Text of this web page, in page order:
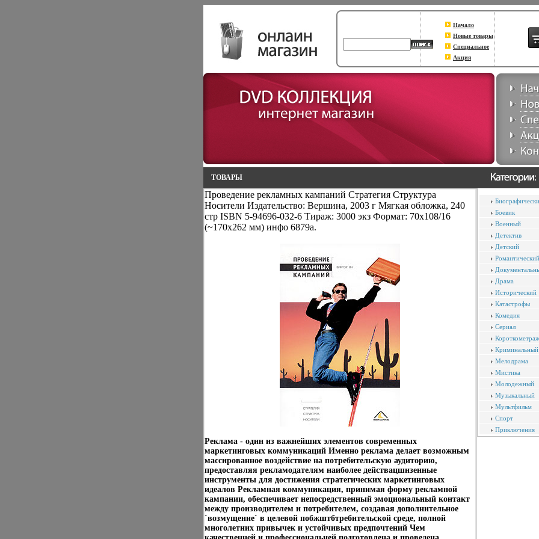
Начало
Новые товары
Специальное
Акция
ТОВАРЫ
Проведение рекламных кампаний Стратегия Структура
Носители Издательство: Вершина, 2003 г Мягкая обложка, 240
стр ISBN 5-94696-032-6 Тираж: 3000 экз Формат: 70x108/16
(~170х262 мм) инфо 6879a.
Реклама - один из важнейших элементов современных
маркетинговых коммуникаций Именно реклама делает возможным
массированное воздействие на потребительскую аудиторию,
предоставляя рекламодателям наиболее действацшнзенные
инструменты для достижения стратегических маркетинговых
идеалов Рекламная коммуникация, принимая форму рекламной
кампании, обеспечивает непосредственный эмоциональный контакт
между производителем и потребителем, создавая дополнительное
`возмущение` в целевой побжштбтребительской среде, полной
многолетних привычек и устойчивых предпочтений Чем
Боевик
Военный
Детектив
Детский
Романтический
Драма
Исторический
Катастрофы
Комедия
Сериал
Криминальный
Мелодрама
Мистика
Молодежный
Музыкальный
Мультфильм
Спорт
Приключения